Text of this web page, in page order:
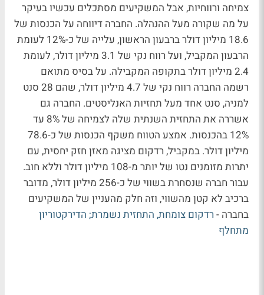
צמיחה ורווחיות, אבל המשקיעים מסתכלים עכשיו בעיקר
על מה שקורה מעל ההנהלה. החברה דיווחה על הכנסות של
18.6 מיליון דולר ברבעון הראשון, עלייה של כ-12% לעומת
הרבעון המקביל, ועל רווח נקי של 3.1 מיליון דולר, לעומת
2.4 מיליון דולר בתקופה המקבילה. על בסיס מתואם
רשמה החברה רווח נקי של 4.7 מיליון דולר, שהם 28 סנט
למניה, סנט אחד מעל תחזיות האנליסטים. החברה גם
אשררה את התחזית השנתית שלה לצמיחה של 8% עד
12% בהכנסות. אמצע הטווח משקף הכנסות של כ-78.6
מיליון דולר. במקביל, רדקום מציגה מאזן חזק יחסית, עם
יתרות מזומנים נטו של יותר מ-108 מיליון דולר וללא חוב.
עבור חברה שנסחרת בשווי של כ-256 מיליון דולר, מדובר
ברכיב לא קטן מהשווי, וזה חלק מהעניין של המשקיעים
בחברה - רדקום צומחת, התחזית נשמרת; הדירקטוריון
מתחלף